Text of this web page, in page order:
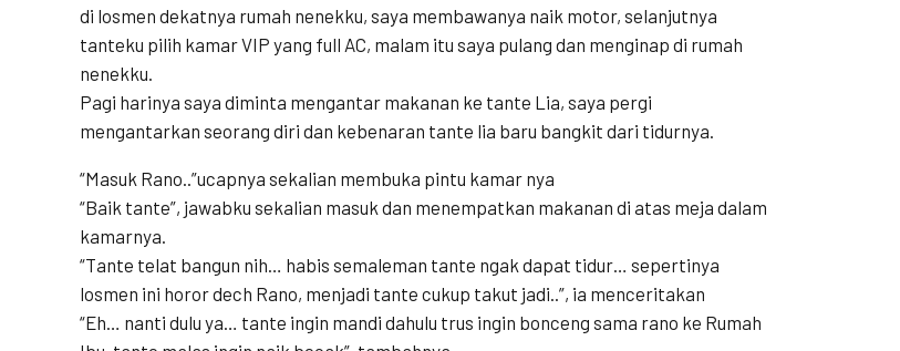
di losmen dekatnya rumah nenekku, saya membawanya naik motor, selanjutnya
tanteku pilih kamar VIP yang full AC, malam itu saya pulang dan menginap di rumah
nenekku.
Pagi harinya saya diminta mengantar makanan ke tante Lia, saya pergi
mengantarkan seorang diri dan kebenaran tante lia baru bangkit dari tidurnya.
“Masuk Rano..”ucapnya sekalian membuka pintu kamar nya
“Baik tante”, jawabku sekalian masuk dan menempatkan makanan di atas meja dalam
kamarnya.
“Tante telat bangun nih… habis semaleman tante ngak dapat tidur… sepertinya
losmen ini horor dech Rano, menjadi tante cukup takut jadi..”, ia menceritakan
“Eh… nanti dulu ya… tante ingin mandi dahulu trus ingin bonceng sama rano ke Rumah